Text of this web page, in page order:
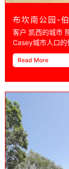
布坎南公园-
客户 凯西的城市
Casey城市人口
Read More